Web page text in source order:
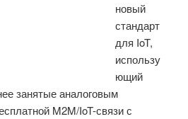
новый
стандарт
для IoT,
использу
ющий
занятые аналоговым
M2M/IoT-связи с